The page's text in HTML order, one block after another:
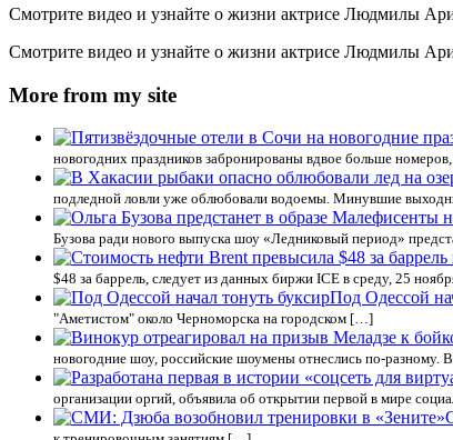
Смотрите видео и узнайте о жизни актрисе Людмилы
Смотрите видео и узнайте о жизни актрисе Людмилы
More from my site
новогодних праздников забронированы вдвое больше
подледной ловли уже облюбовали водоемы. Минувшие
Бузова ради нового выпуска шоу «Ледниковый период»
$48 за баррель, следует из данных биржи ICE в среду, 25
Под Одессой
"Аметистом" около Черноморска на городском […]
новогодние шоу, российские шоумены отнеслись по-разному.
организации оргий, объявила об открытии первой в мире